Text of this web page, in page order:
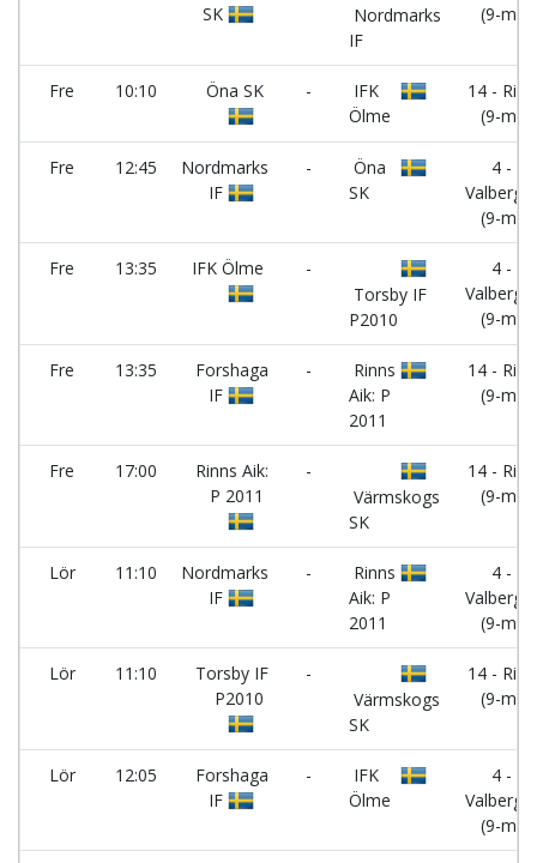
SK
Nordmarks
IF
(9-m)
Fre 10:10 Öna SK -
IFK
Ölme
14 - Rinn
(9-m)
Fre 12:45
Nordmarks
IF
-
Öna
SK
4 -
Valberget
(9-m)
Fre 13:35 IFK Ölme
-
Torsby IF
P2010
4 -
Valberget
(9-m)
Fre 13:35
Forshaga
IF
-
Rinns
Aik: P
2011
14 - Rinn
(9-m)
Fre 17:00
Rinns Aik:
P 2011
-
Värmskogs
SK
14 - Rinn
(9-m)
Lör 11:10
Nordmarks
IF
-
Rinns
Aik: P
2011
4 -
Valberget
(9-m)
Lör 11:10
Torsby IF
P2010
-
Värmskogs
SK
14 - Rinn
(9-m)
Lör 12:05
Forshaga
IF
-
IFK
Ölme
4 -
Valberget
(9-m)